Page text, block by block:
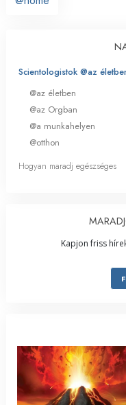
Scientologistok @az
@az életben
@az Orgban
@a munkahelyen
@otthon
Hogyan maradj egészséges
Kapjon friss